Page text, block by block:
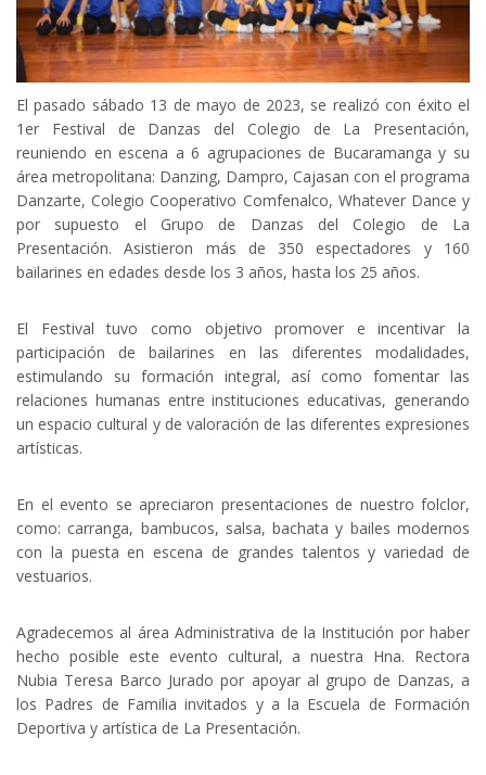
El pasado sábado 13 de mayo de 2023, se realizó con éxito el
1er Festival de Danzas del Colegio de La Presentación,
reuniendo en escena a 6 agrupaciones de Bucaramanga y su
área metropolitana: Danzing, Dampro, Cajasan con el programa
Danzarte, Colegio Cooperativo Comfenalco, Whatever Dance y
por supuesto el Grupo de Danzas del Colegio de La
Presentación. Asistieron más de 350 espectadores y 160
bailarines en edades desde los 3 años, hasta los 25 años.
El Festival tuvo como objetivo promover e incentivar la
participación de bailarines en las diferentes modalidades,
estimulando su formación integral, así como fomentar las
relaciones humanas entre instituciones educativas, generando
un espacio cultural y de valoración de las diferentes expresiones
artísticas.
En el evento se apreciaron presentaciones de nuestro folclor,
como: carranga, bambucos, salsa, bachata y bailes modernos
con la puesta en escena de grandes talentos y variedad de
vestuarios.
Agradecemos al área Administrativa de la Institución por haber
hecho posible este evento cultural, a nuestra Hna. Rectora
Nubia Teresa Barco Jurado por apoyar al grupo de Danzas, a
los Padres de Familia invitados y a la Escuela de Formación
Deportiva y artística de La Presentación.